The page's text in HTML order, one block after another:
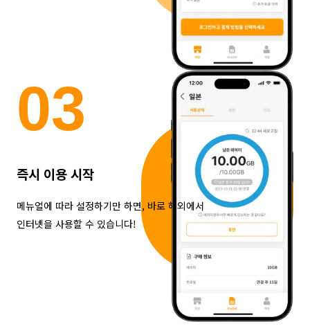
03
즉시 이용 시작
메뉴얼에 따라 설정하기만 하면, 바로 해외에서
인터넷을 사용할 수 있습니다!